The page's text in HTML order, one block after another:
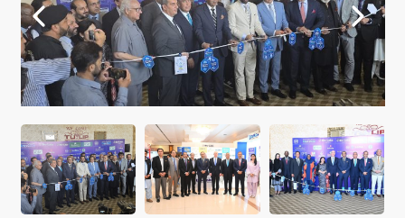
TÜRKMENISTANDA MAÝA GOÝ
TÜRKMENISTANYŇ SYÝAHATÇYLYK KÄRHANALARY
DIM
ARAGATNAŞYK